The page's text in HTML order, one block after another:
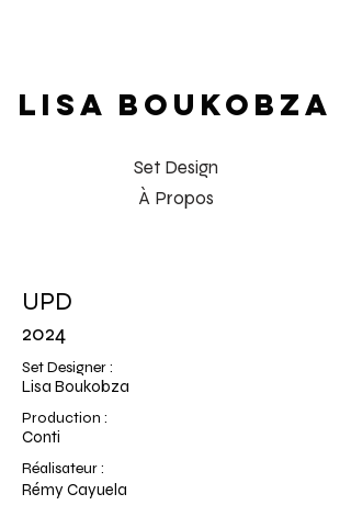
LISA BOUKOBZA
Set Design
À Propos
UPD
2024
Set Designer :
Lisa Boukobza
Production :
Conti
Rémy Cayuela
Réalisateur :